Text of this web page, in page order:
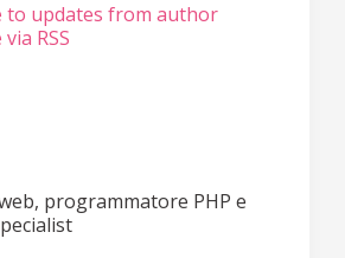
to updates from author
RSS
programmatore PHP e